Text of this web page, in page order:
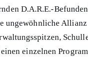
D.A.R.E.-
ungewöhnliche Allianz
einzelnen